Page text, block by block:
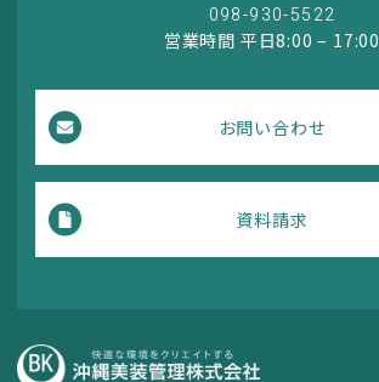
098-930-5522
営業時間 平日8:00 – 17:00
お問い合わせ
資料請求